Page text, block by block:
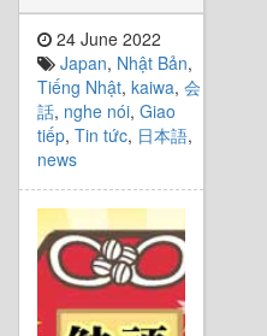
24 June 2022
Japan, Nhật Bản,
Tiếng Nhật, kaiwa, 会
話, nghe nói, Giao
tiếp, Tin tức, 日本語,
news